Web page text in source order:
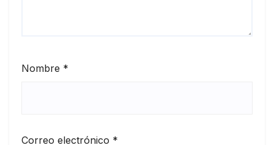
Nombre *
Correo electrónico *